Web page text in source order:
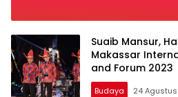
Suaib Mansur,
Makassar
and Forum 2023
Budaya 24